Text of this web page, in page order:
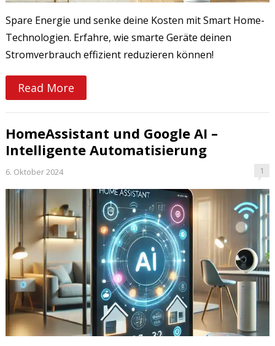
Spare Energie und senke deine Kosten mit Smart Home-
Technologien. Erfahre, wie smarte Geräte deinen
Stromverbrauch effizient reduzieren können!
Read More
HomeAssistant und Google AI –
Intelligente Automatisierung
6. Oktober 2024 1